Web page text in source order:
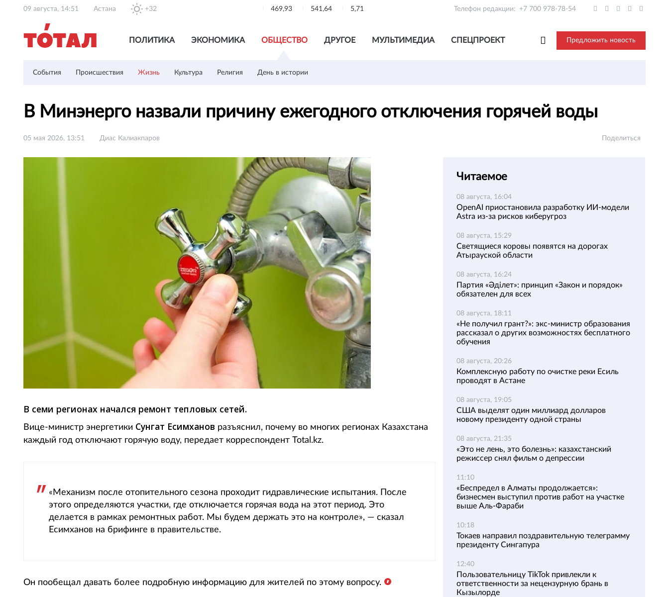
09 августа, 14:51 Астана +32 469,93 541,64 5,71 Телефон редакции: +7 700 978-78-54
ПОЛИТИКА ЭКОНОМИКА ОБЩЕСТВО ДРУГОЕ МУЛЬТИМЕДИА СПЕЦПРОЕКТ Предложить новость
События Происшествия Жизнь Культура Религия День в истории
В Минэнерго назвали причину ежегодного отключения горячей воды
05 мая 2026, 13:51 Диас Калиакпаров Поделиться
В семи регионах начался ремонт тепловых сетей.
Вице-министр энергетики Сунгат Есимханов разъяснил, почему во многих регионах Казахстана
каждый год отключают горячую воду, передает корреспондент Total.kz.
«Механизм после отопительного сезона проходит гидравлические испытания. После
этого определяются участки, где отключается горячая вода на этот период. Это
делается в рамках ремонтных работ. Мы будем держать это на контроле», — сказал
Есимханов на брифинге в правительстве.
Он пообещал давать более подробную информацию для жителей по этому вопросу.
Читаемое
08 августа, 16:04
OpenAI приостановила разработку ИИ-модели
Astra из-за рисков киберугроз
08 августа, 15:29
Светящиеся коровы появятся на дорогах
Атырауской области
08 августа, 16:24
Партия «Әділет»: принцип «Закон и порядок»
обязателен для всех
08 августа, 18:11
«Не получил грант?»: экс-министр образования
рассказал о других возможностях бесплатного
обучения
08 августа, 20:26
Комплексную работу по очистке реки Есиль
проводят в Астане
08 августа, 19:05
США выделят один миллиард долларов
новому президенту одной страны
08 августа, 21:35
«Это не лень, это болезнь»: казахстанский
режиссер снял фильм о депрессии
11:10
«Беспредел в Алматы продолжается»:
бизнесмен выступил против работ на участке
выше Аль-Фараби
10:18
Токаев направил поздравительную телеграмму
президенту Сингапура
12:40
Пользовательницу TikTok привлекли к
ответственности за нецензурную брань в
Кызылорде